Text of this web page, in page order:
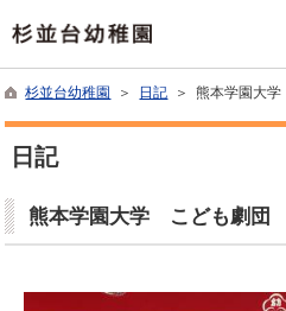
杉並台幼稚園 ＞ 日記 ＞ 熊本学園大
日記
熊本学園大学 こども劇団